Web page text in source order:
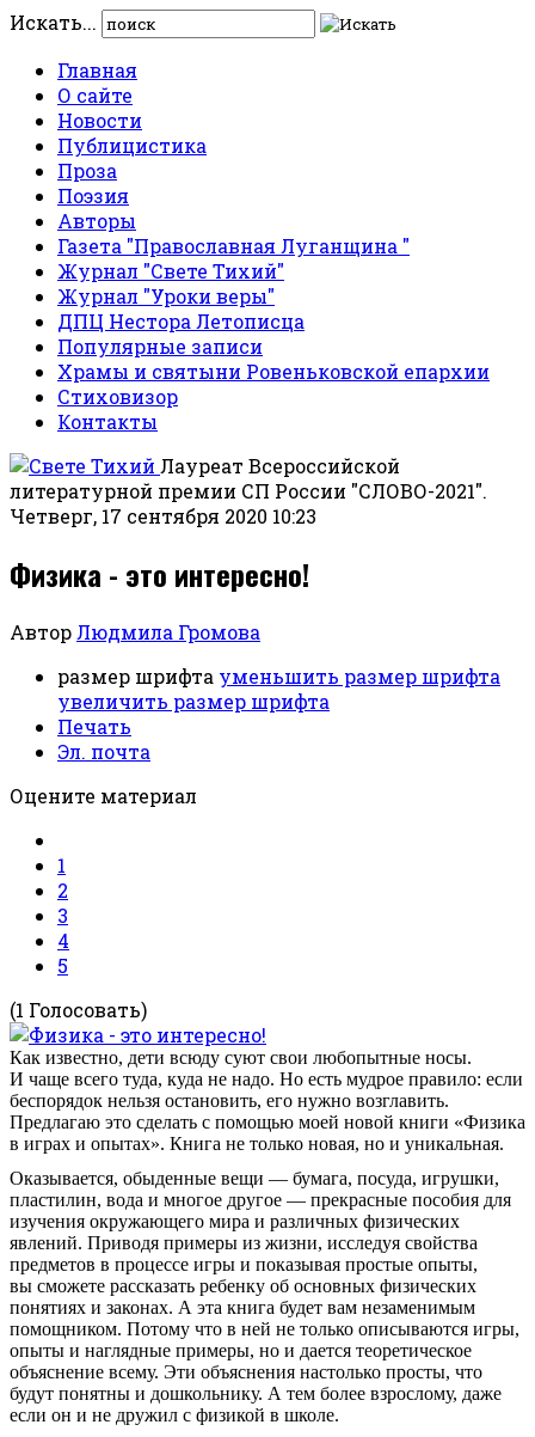
Искать...
Главная
О сайте
Новости
Публицистика
Проза
Поэзия
Авторы
Газета "Православная Луганщина "
Журнал "Свете Тихий"
Журнал "Уроки веры"
ДПЦ Нестора Летописца
Популярные записи
Храмы и святыни Ровеньковской епархии
Стиховизор
Контакты
Лауреат Всероссийской
литературной премии СП России "СЛОВО-2021".
Четверг, 17 сентября 2020 10:23
Физика - это интересно!
Автор Людмила Громова
размер шрифта уменьшить размер шрифта
увеличить размер шрифта
Печать
Эл. почта
Оцените материал
1
2
3
4
5
(1 Голосовать)
Как известно, дети всюду суют свои любопытные носы.
И чаще всего туда, куда не надо. Но есть мудрое правило: если
беспорядок нельзя остановить, его нужно возглавить.
Предлагаю это сделать с помощью моей новой книги «Физика
в играх и опытах». Книга не только новая, но и уникальная.
Оказывается, обыденные вещи — бумага, посуда, игрушки,
пластилин, вода и многое другое — прекрасные пособия для
изучения окружающего мира и различных физических
явлений. Приводя примеры из жизни, исследуя свойства
предметов в процессе игры и показывая простые опыты,
вы сможете рассказать ребенку об основных физических
понятиях и законах. А эта книга будет вам незаменимым
помощником. Потому что в ней не только описываются игры,
опыты и наглядные примеры, но и дается теоретическое
объяснение всему. Эти объяснения настолько просты, что
будут понятны и дошкольнику. А тем более взрослому, даже
если он и не дружил с физикой в школе.